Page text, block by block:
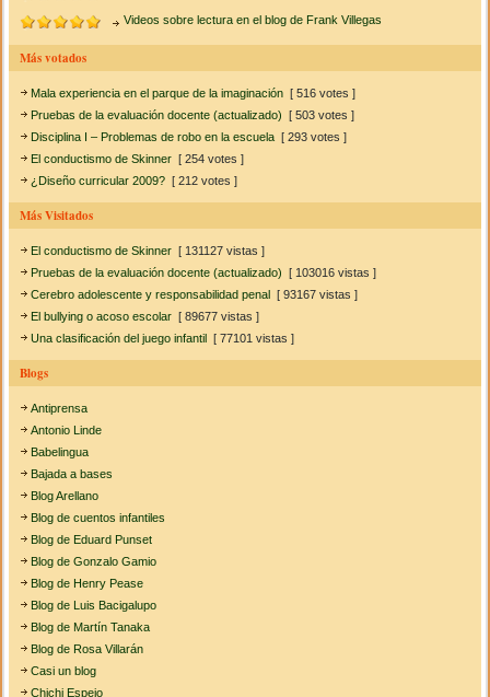
Videos sobre lectura en el blog de Frank Villegas
Más votados
Mala experiencia en el parque de la imaginación [ 516 votes ]
Pruebas de la evaluación docente (actualizado) [ 503 votes ]
Disciplina I – Problemas de robo en la escuela [ 293 votes ]
El conductismo de Skinner [ 254 votes ]
¿Diseño curricular 2009? [ 212 votes ]
Más Visitados
El conductismo de Skinner [ 131127 vistas ]
Pruebas de la evaluación docente (actualizado) [ 103016 vistas ]
Cerebro adolescente y responsabilidad penal [ 93167 vistas ]
El bullying o acoso escolar [ 89677 vistas ]
Una clasificación del juego infantil [ 77101 vistas ]
Blogs
Antiprensa
Antonio Linde
Babelingua
Bajada a bases
Blog Arellano
Blog de cuentos infantiles
Blog de Eduard Punset
Blog de Gonzalo Gamio
Blog de Henry Pease
Blog de Luis Bacigalupo
Blog de Martín Tanaka
Blog de Rosa Villarán
Casi un blog
Chichi Espejo